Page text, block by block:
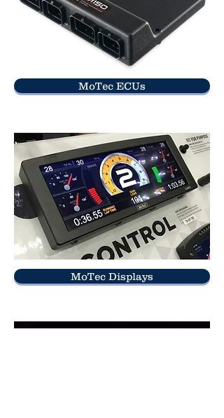
MoTec ECUs
MoTec Displays